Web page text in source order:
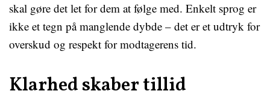
skal gøre det let for dem at følge med. Enkelt sprog er
ikke et tegn på manglende dybde – det er et udtryk for
overskud og respekt for modtagerens tid.
Klarhed skaber tillid